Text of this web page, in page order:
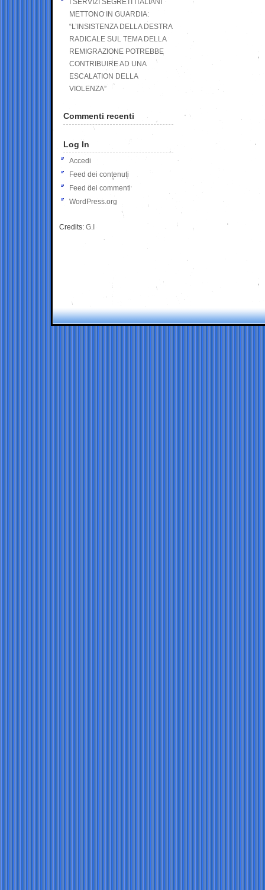
I SERVIZI SEGRETI ITALIANI
METTONO IN GUARDIA:
“L’INSISTENZA DELLA DESTRA
RADICALE SUL TEMA DELLA
REMIGRAZIONE POTREBBE
CONTRIBUIRE AD UNA
ESCALATION DELLA
VIOLENZA”
Commenti recenti
Log In
Accedi
Feed dei contenuti
Feed dei commenti
WordPress.org
Credits: G.I